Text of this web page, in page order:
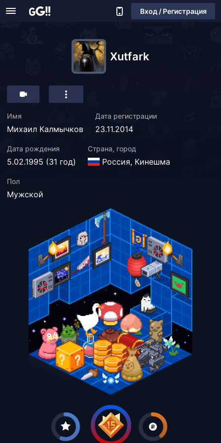
Вход / Регистрация
Xutfark
Имя
Михаил Калмычков
Дата регистрации
23.11.2014
Дата рождения
5.02.1995 (31 год)
Страна, город
Россия, Кинешма
Пол
Мужской